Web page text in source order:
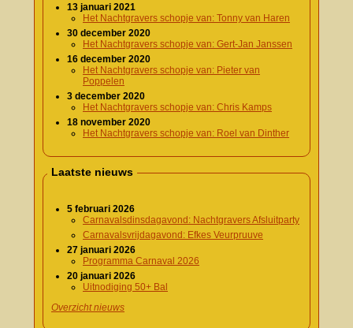
13 januari 2021
Het Nachtgravers schopje van: Tonny van Haren
30 december 2020
Het Nachtgravers schopje van: Gert-Jan Janssen
16 december 2020
Het Nachtgravers schopje van: Pieter van
Poppelen
3 december 2020
Het Nachtgravers schopje van: Chris Kamps
18 november 2020
Het Nachtgravers schopje van: Roel van Dinther
Laatste nieuws
5 februari 2026
Carnavalsdinsdagavond: Nachtgravers Afsluitparty
Carnavalsvrijdagavond: Efkes Veurpruuve
27 januari 2026
Programma Carnaval 2026
20 januari 2026
Uitnodiging 50+ Bal
Overzicht nieuws